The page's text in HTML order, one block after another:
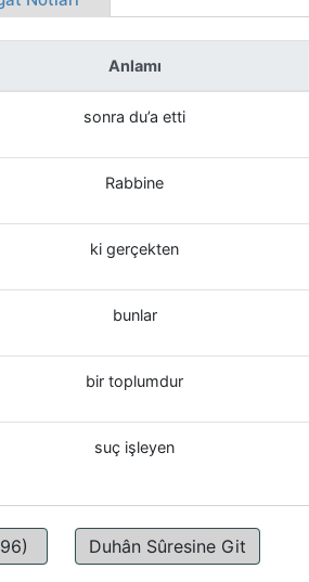
Anlamı
sonra du’a etti
Rabbine
ki gerçekten
bunlar
bir toplumdur
suç işleyen
Duhân Sûresine Git